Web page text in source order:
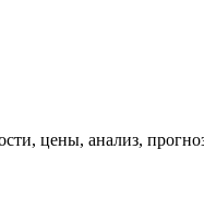
цены, анализ,